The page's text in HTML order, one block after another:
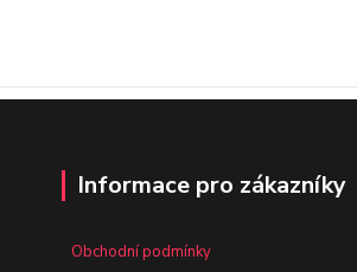
Informace pro zákazníky
Obchodní podmínky